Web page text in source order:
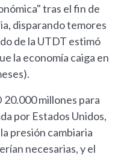
tras el fin de
disparando temores
de la UTDT estimó
la economía caiga en
20.000 millones para
por Estados Unidos,
presión cambiaria
necesarias, y el